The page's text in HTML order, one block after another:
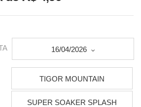
16/04/2026
TIGOR MOUNTAIN
SUPER SOAKER SPLASH